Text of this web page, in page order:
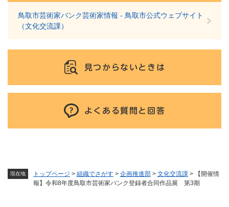
現在地 トップページ > 組織でさがす > 企画推進部 > 文化交流課 >
【開催情
報】令和8年度鳥取市芸術家バンク登録者合同作品展 第3期
鳥取市芸術家バンク芸術家情報 - 鳥取市公式ウェブサイト
（文化交流課）
見つからないときは
よくある質問と回答